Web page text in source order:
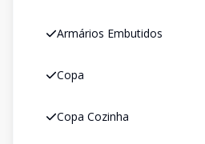
Armários Embutidos
Copa
Copa Cozinha